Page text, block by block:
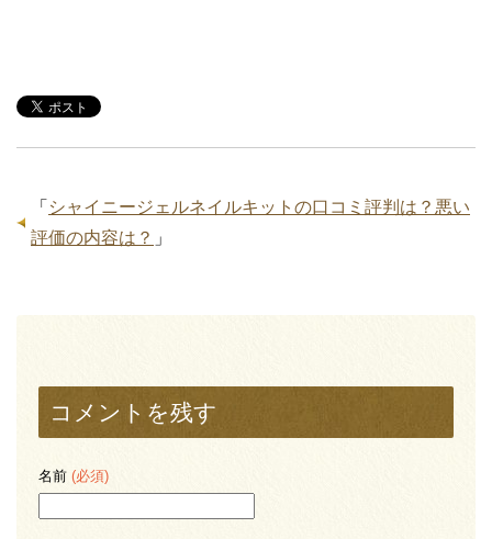
「 シャイニージェルネイルキットの口コミ評判は？悪い
評価の内容は？ 」
コメントを残す
名前 (必須)